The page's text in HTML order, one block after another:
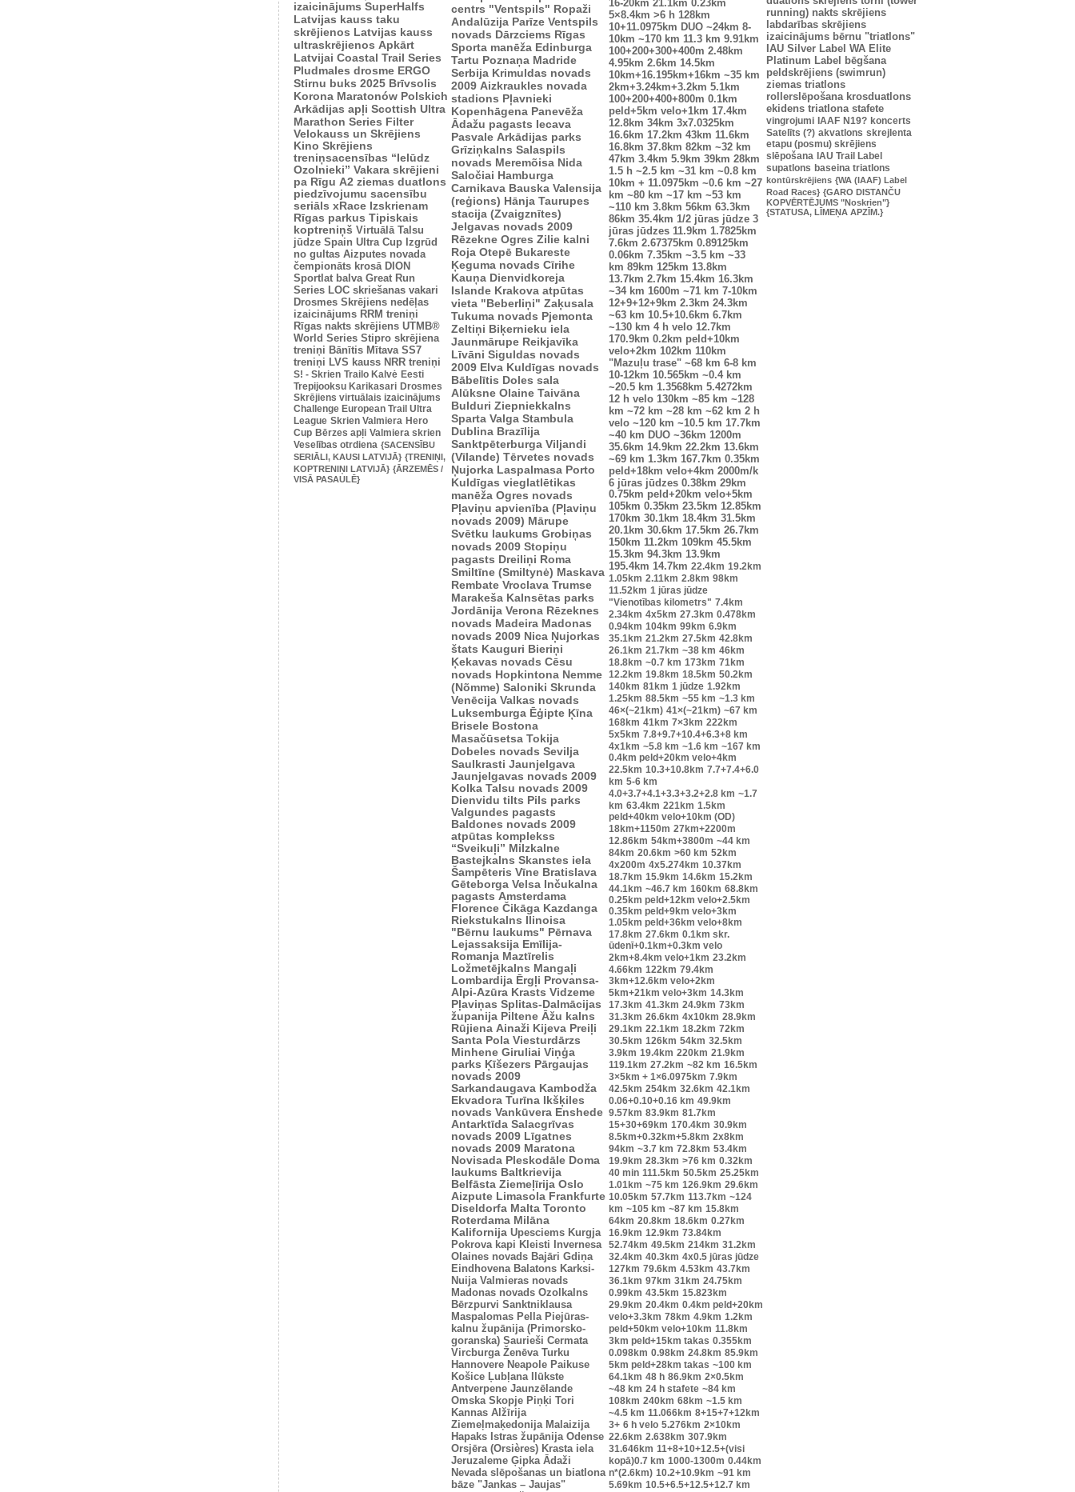
izaicinājums SuperHalfs
Latvijas kauss taku
skrējienos Latvijas kauss
ultraskrējienos Apkārt
Latvijai Coastal Trail Series
Pludmales drosme ERGO
Stirnu buks 2025 Brīvsolis
Korona Maratonów Polskich
Arkādijas apļi Scottish Ultra
Marathon Series Filter
Velokauss un Skrējiens
Kino Skrējiens
treniņsacensības “Ielūdz
Ozolnieki” Vakara skrējieni
pa Rīgu A2 ziemas duatlons
piedzīvojumu sacensību
seriāls xRace Izskrienam
Rīgas parkus Tipiskais
koptreniņš Virtuālā Talsu
jūdze Spain Ultra Cup Izgrūd
no gultas Aizputes novada
čempionāts krosā DION
Sportlat balva Great Run
Series LOC skriešanas vakari
Drosmes Skrējiens nedēļas
izaicinājums RRM treniņi
Rīgas nakts skrējiens UTMB®
World Series Stipro skrējiena
treniņi Bānītis Mītava SS7
treniņi LVS kauss NRR treniņi
S! - Skrien Trailo Kalvė Eesti
Trepijooksu Karikasari Drosmes
Skrējiens virtuālais izaicinājums
Challenge European Trail Ultra
League Skrien Valmiera Hero
Cup Bērzes apļi Valmiera skrien
Veselības otrdiena {SACENSĪBU
SERIĀLI, KAUSI LATVIJĀ} {TRENIŅI,
KOPTRENIŅI LATVIJĀ} {ĀRZEMĒS /
VISĀ PASAULĒ}
centrs "Ventspils" Ropaži
Andalūzija Parīze Ventspils
novads Dārzciems Rīgas
Sporta manēža Edinburga
Tartu Poznaņa Madride
Serbija Krimuldas novads
2009 Aizkraukles novada
stadions Pļavnieki
Kopenhāgena Panevēža
Ādažu pagasts Iecava
Pasvale Arkādijas parks
Grīziņkalns Salaspils
novads Meremõisa Nida
Saločiai Hamburga
Carnikava Bauska Valensija
(reģions) Hānja Taurupes
stacija (Zvaigznītes)
Jelgavas novads 2009
Rēzekne Ogres Zilie kalni
Roja Otepē Bukareste
Ķeguma novads Cīrihe
Kauņa Dienvidkoreja
Islande Krakova atpūtas
vieta "Beberliņi" Zaķusala
Tukuma novads Pjemonta
Zeltiņi Biķernieku iela
Jaunmārupe Reikjavīka
Līvāni Siguldas novads
2009 Elva Kuldīgas novads
Bābelītis Doles sala
Alūksne Olaine Taivāna
Bulduri Ziepniekkalns
Sparta Valga Stambula
Dublina Brazīlija
Sanktpēterburga Viljandi
(Vīlande) Tērvetes novads
Ņujorka Laspalmasa Porto
Kuldīgas vieglatlētikas
manēža Ogres novads
Pļaviņu apvienība (Pļaviņu
novads 2009) Mārupe
Svētku laukums Grobiņas
novads 2009 Stopiņu
pagasts Dreiliņi Roma
Smiltīne (Smiltynė) Maskava
Rembate Vroclava Trumse
Marakeša Kalnsētas parks
Jordānija Verona Rēzeknes
novads Madeira Madonas
novads 2009 Nica Ņujorkas
štats Kauguri Bieriņi
Ķekavas novads Cēsu
novads Hopkintona Nemme
(Nõmme) Saloniki Skrunda
Venēcija Valkas novads
Luksemburga Ēģipte Ķīna
Brisele Bostona
Masačūsetsa Tokija
Dobeles novads Sevilja
Saulkrasti Jaunjelgava
Jaunjelgavas novads 2009
Kolka Talsu novads 2009
Dienvidu tilts Pils parks
Valgundes pagasts
Baldones novads 2009
atpūtas komplekss
“Sveikuļi” Milzkalne
Bastejkalns Skanstes iela
Šampēteris Vīne Bratislava
Gēteborga Velsa Inčukalna
pagasts Amsterdama
Florence Čikāga Kazdanga
Riekstukalns Ilinoisa
"Bērnu laukums" Pērnava
Lejassaksija Emīlija-
Romanja Maztīrelis
Ložmetējkalns Mangaļi
Lombardija Ērgļi Provansa-
Alpi-Azūra Krasts Vidzeme
Pļaviņas Splitas-Dalmācijas
županija Piltene Āžu kalns
Rūjiena Ainaži Kijeva Preiļi
Santa Pola Viesturdārzs
Minhene Giruliai Viņģa
parks Ķīšezers Pārgaujas
novads 2009
Sarkandaugava Kambodža
Ekvadora Turīna Ikšķiles
novads Vankūvera Enshede
Antarktīda Salacgrīvas
novads 2009 Līgatnes
novads 2009 Maratona
Novisada Pleskodāle Doma
laukums Baltkrievija
Belfāsta Ziemeļīrija Oslo
Aizpute Limasola Frankfurte
Diseldorfa Malta Toronto
Roterdama Milāna
Kalifornija Upesciems Kurgja
Pokrova kapi Kleisti Invernesa
Olaines novads Bajāri Gdiņa
Eindhovena Balatons Karksi-
Nuija Valmieras novads
Madonas novads Ozolkalns
Bērzpurvi Sanktniklausa
Maspalomas Pella Piejūras-
kalnu župānija (Primorsko-
goranska) Saurieši Cermata
Vircburga Ženēva Turku
Hannovere Neapole Paikuse
Košice Ļubļana Ilūkste
Antverpene Jaunzēlande
Omska Skopje Piņķi Tori
Kannas Alžīrija
Ziemeļmaķedonija Malaizija
Hapaks Istras župānija Odense
Orsjēra (Orsières) Krasta iela
Jeruzaleme Ģipka Ādaži
Nevada slēpošanas un biatlona
bāze "Jankas – Jaujas"
16-20km 21.1km 0.23km
5×8.4km >6 h 128km
10+11.0975km DUO ~24km 8-
10km ~170 km 11.3 km 9.91km
100+200+300+400m 2.48km
4.95km 2.6km 14.5km
10km+16.195km+16km ~35 km
2km+3.24km+3.2km 5.1km
100+200+400+800m 0.1km
peld+5km velo+1km 17.4km
12.8km 34km 3x7.0325km
16.6km 17.2km 43km 11.6km
16.8km 37.8km 82km ~32 km
47km 3.4km 5.9km 39km 28km
1.5 h ~2.5 km ~31 km ~0.8 km
10km + 11.0975km ~0.6 km ~27
km ~80 km ~17 km ~53 km
~110 km 3.8km 56km 63.3km
86km 35.4km 1/2 jūras jūdze 3
jūras jūdzes 11.9km 1.7825km
7.6km 2.67375km 0.89125km
0.06km 7.35km ~3.5 km ~33
km 89km 125km 13.8km
13.7km 2.7km 15.4km 16.3km
~34 km 1600m ~71 km 7-10km
12+9+12+9km 2.3km 24.3km
~63 km 10.5+10.6km 6.7km
~130 km 4 h velo 12.7km
170.9km 0.2km peld+10km
velo+2km 102km 110km
"Mazuļu trase" ~68 km 6-8 km
10-12km 10.565km ~0.4 km
~20.5 km 1.3568km 5.4272km
12 h velo 130km ~85 km ~128
km ~72 km ~28 km ~62 km 2 h
velo ~120 km ~10.5 km 17.7km
~40 km DUO ~36km 1200m
35.6km 14.9km 22.2km 13.6km
~69 km 1.3km 167.7km 0.35km
peld+18km velo+4km 2000m/k
6 jūras jūdzes 0.38km 29km
0.75km peld+20km velo+5km
105km 0.35km 23.5km 12.85km
170km 30.1km 18.4km 31.5km
20.1km 30.6km 17.5km 26.7km
150km 11.2km 109km 45.5km
15.3km 94.3km 13.9km
195.4km 14.7km 22.4km 19.2km
1.05km 2.11km 2.8km 98km
11.52km 1 jūras jūdze
"Vienotības kilometrs" 7.4km
2.34km 4x5km 27.3km 0.478km
0.94km 104km 99km 6.9km
35.1km 21.2km 27.5km 42.8km
26.1km 21.7km ~38 km 46km
18.8km ~0.7 km 173km 71km
12.2km 19.8km 18.5km 50.2km
140km 81km 1 jūdze 1.92km
1.25km 88.5km ~55 km ~1.3 km
46×(~21km) 41×(~21km) ~67 km
168km 41km 7×3km 222km
5x5km 7.8+9.7+10.4+6.3+8 km
4x1km ~5.8 km ~1.6 km ~167 km
0.4km peld+20km velo+4km
22.5km 10.3+10.8km 7.7+7.4+6.0
km 5-6 km
4.0+3.7+4.1+3.3+3.2+2.8 km ~1.7
km 63.4km 221km 1.5km
peld+40km velo+10km (OD)
18km+1150m 27km+2200m
12.86km 54km+3800m ~44 km
84km 20.6km >60 km 52km
4x200m 4x5.274km 10.37km
18.7km 15.9km 14.6km 15.2km
44.1km ~46.7 km 160km 68.8km
0.25km peld+12km velo+2.5km
0.35km peld+9km velo+3km
1.05km peld+36km velo+8km
17.8km 27.6km 0.1km skr.
ūdenī+0.1km+0.3km velo
2km+8.4km velo+1km 23.2km
4.66km 122km 79.4km
3km+12.6km velo+2km
5km+21km velo+3km 14.3km
17.3km 41.3km 24.9km 73km
31.3km 26.6km 4x10km 28.9km
29.1km 22.1km 18.2km 72km
30.5km 126km 54km 32.5km
3.9km 19.4km 220km 21.9km
119.1km 27.2km ~82 km 16.5km
3×5km + 1×6.0975km 7.9km
42.5km 254km 32.6km 42.1km
0.06+0.10+0.16 km 49.9km
9.57km 83.9km 81.7km
15+30+69km 170.4km 30.9km
8.5km+0.32km+5.8km 2x8km
94km ~3.7 km 72.8km 53.4km
19.9km 28.3km >76 km 0.32km
40 min 111.5km 50.5km 25.25km
1.01km ~75 km 126.9km 29.6km
10.05km 57.7km 113.7km ~124
km ~105 km ~87 km 15.8km
64km 20.8km 18.6km 0.27km
16.9km 12.9km 73.84km
52.74km 49.5km 214km 31.2km
32.4km 40.3km 4x0.5 jūras jūdze
127km 79.6km 4.53km 43.7km
36.1km 97km 31km 24.75km
0.99km 43.5km 15.823km
29.9km 20.4km 0.4km peld+20km
velo+3.3km 78km 4.9km 1.2km
peld+50km velo+10km 11.8km
3km peld+15km takas 0.355km
0.098km 0.98km 24.8km 85.9km
5km peld+28km takas ~100 km
64.1km 48 h 86.9km 2×0.5km
~48 km 24 h stafete ~84 km
108km 240km 68km ~1.5 km
~4.5 km 11.066km 8+15+7+12km
3+ 6 h velo 5.276km 2×10km
22.6km 2.638km 307.9km
31.646km 11+8+10+12.5+(visi
kopā)0.7 km 1000-1300m 0.44km
n*(2.6km) 10.2+10.9km ~91 km
5.69km 10.5+6.5+12.5+12.7 km
running) nakts skrējiens
labdarības skrējiens
izaicinājums bērnu "triatlons"
IAU Silver Label WA Elite
Platinum Label bēgšana
peldskrējiens (swimrun)
ziemas triatlons
rollerslēpošana krosduatlons
ekidens triatlona stafete
vingrojumi IAAF N19? koncerts
Satelīts (?) akvatlons skrejlenta
etapu (posmu) skrējiens
slēpošana
IAU Trail Label
supatlons baseina triatlons
kontūrskrējiens {WA (IAAF) Label
Road Races} {GARO DISTANČU
KOPVĒRTĒJUMS "Noskrien"}
{STATUSA, LĪMEŅA APZĪM.}